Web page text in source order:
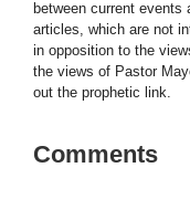
between current events
articles, which are not
in opposition to the
the views of Pastor
out the prophetic link.
Comments